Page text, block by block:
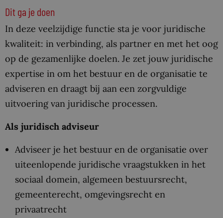
Dit ga je doen
In deze veelzijdige functie sta je voor juridische
kwaliteit: in verbinding, als partner en met het oog
op de gezamenlijke doelen. Je zet jouw juridische
expertise in om het bestuur en de organisatie te
adviseren en draagt bij aan een zorgvuldige
uitvoering van juridische processen.
Als juridisch adviseur
Adviseer je het bestuur en de organisatie over
uiteenlopende juridische vraagstukken in het
sociaal domein, algemeen bestuursrecht,
gemeenterecht, omgevingsrecht en
privaatrecht